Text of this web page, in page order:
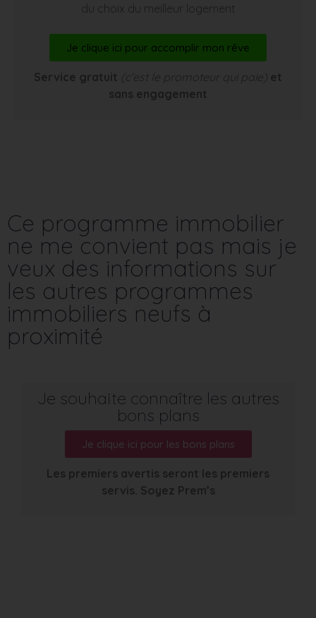
du choix du meilleur logement
Je clique ici pour accomplir mon rêve
Service gratuit (c’est le promoteur qui paie) et
sans engagement
Ce programme immobilier
ne me convient pas mais je
veux des informations sur
les autres programmes
immobiliers neufs à
proximité
Je souhaite connaître les autres
bons plans
Je clique ici pour les bons plans
Les premiers avertis seront les premiers
servis. Soyez Prem’s